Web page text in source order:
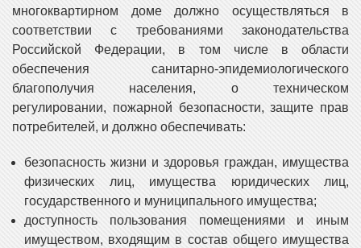
многоквартирном доме должно осуществляться в
соответствии с требованиями законодательства
Российской Федерации, в том числе в области
обеспечения санитарно-эпидемиологического
благополучия населения, о техническом
регулировании, пожарной безопасности, защите прав
потребителей, и должно обеспечивать:
безопасность жизни и здоровья граждан, имущества
физических лиц, имущества юридических лиц,
государственного и муниципального имущества;
доступность пользования помещениями и иным
имуществом, входящим в состав общего имущества